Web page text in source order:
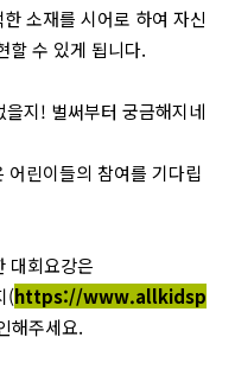
소재를 시어로 하여 자신
할 수 있게 됩니다.
지! 벌써부터 궁금해지네
어린이들의 참여를 기다립
대회요강은
(https://www.allkidsp
해주세요.